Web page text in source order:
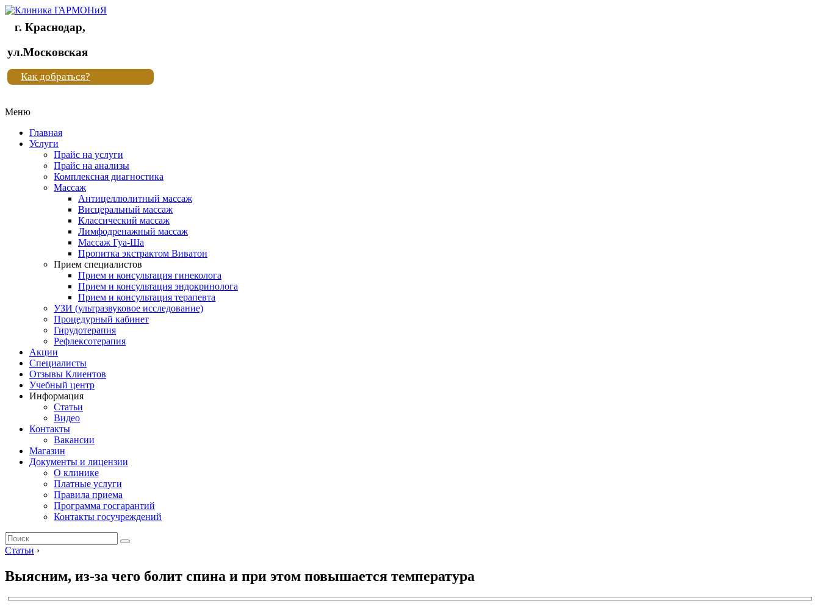
Клиника
"Новая
жизнь"
Клиника
жизнь"
г. Краснодар,
ул.Московская
Как добраться?
Меню
Главная
Услуги
Прайс на услуги
Прайс на анализы
Комплексная диагностика
Массаж
Антицеллюлитный массаж
Висцеральный массаж
Классический массаж
Лимфодренажный массаж
Массаж Гуа-Ша
Пропитка экстрактом Виватон
Прием специалистов
Прием и консультация гинеколога
Прием и консультация эндокринолога
Прием и консультация терапевта
УЗИ (ультразвуковое исследование)
Процедурный кабинет
Гирудотерапия
Рефлексотерапия
Акции
Специалисты
Отзывы Клиентов
Учебный центр
Информация
Статьи
Видео
Контакты
Вакансии
Магазин
Документы и лицензии
О клинике
Платные услуги
Правила приема
Программа госгарантий
Контакты госучреждений
Статьи ›
Выясним, из-за чего болит спина и при этом повышается температура